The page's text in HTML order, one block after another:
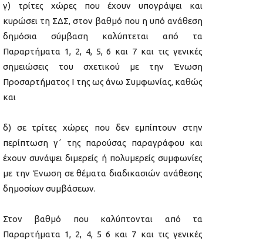
γ) τρίτες χώρες που έχουν υπογράψει και
κυρώσει τη ΣΔΣ, στον βαθμό που η υπό ανάθεση
δημόσια σύμβαση καλύπτεται από τα
Παραρτήματα 1, 2, 4, 5, 6 και 7 και τις γενικές
σημειώσεις του σχετικού με την Ένωση
Προσαρτήματος I της ως άνω Συμφωνίας, καθώς
και
δ) σε τρίτες χώρες που δεν εμπίπτουν στην
περίπτωση γ΄ της παρούσας παραγράφου και
έχουν συνάψει διμερείς ή πολυμερείς συμφωνίες
με την Ένωση σε θέματα διαδικασιών ανάθεσης
δημοσίων συμβάσεων.
Στον βαθμό που καλύπτονται από τα
Παραρτήματα 1, 2, 4, 5 6 και 7 και τις γενικές